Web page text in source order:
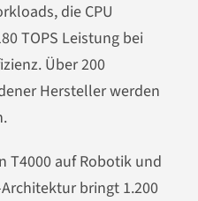
die CPU
TOPS Leistung bei
Über 200
Hersteller werden
T4000 auf Robotik und
bringt 1.200